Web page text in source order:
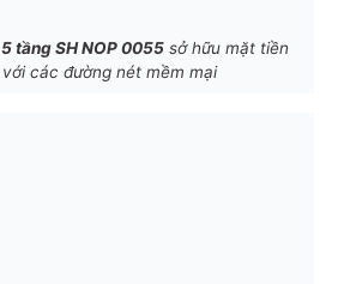
tầng SH NOP 0055sở hữu mặt tiền
các đường nét mềm mại